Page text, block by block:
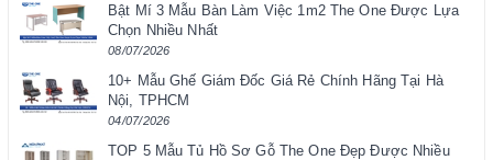
Bật Mí 3 Mẫu Bàn Làm Việc 1m2 The One Được Lựa
Chọn Nhiều Nhất
08/07/2026
10+ Mẫu Ghế Giám Đốc Giá Rẻ Chính Hãng Tại Hà
Nội, TPHCM
04/07/2026
TOP 5 Mẫu Tủ Hồ Sơ Gỗ The One Đẹp Được Nhiều